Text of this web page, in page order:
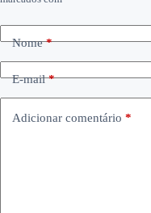
Nome*
E-mail*
Adicionar comentário *